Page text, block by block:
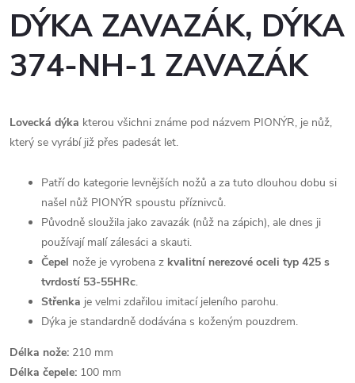
DÝKA ZAVAZÁK, DÝKA
374-NH-1 ZAVAZÁK
Lovecká dýka kterou všichni známe pod názvem PIONÝR, je nůž,
který se vyrábí již přes padesát let.
Patří do kategorie levnějších nožů a za tuto dlouhou dobu si
našel nůž PIONÝR spoustu příznivců.
Původně sloužila jako zavazák (nůž na zápich), ale dnes ji
používají malí zálesáci a skauti.
Čepel nože je vyrobena z kvalitní nerezové oceli typ 425 s
tvrdostí 53-55HRc.
Střenka je velmi zdařilou imitací jeleního parohu.
Dýka je standardně dodávána s koženým pouzdrem.
Délka nože: 210 mm
Délka čepele: 100 mm